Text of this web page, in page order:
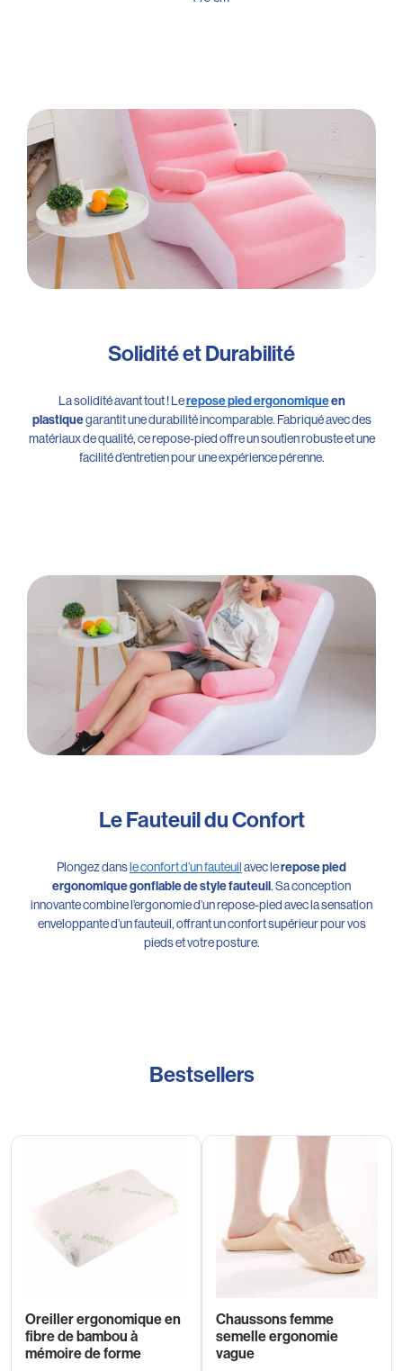
Solidité et Durabilité
La solidité avant tout ! Lerepose pied ergonomiqueen
plastiquegarantit une durabilité incomparable. Fabriqué avec des
matériaux de qualité, ce repose-pied offre un soutien robuste et une
facilité d’entretien pour une expérience pérenne.
Le Fauteuil du Confort
Plongez dansle confort d’un fauteuilavec lerepose pied
ergonomique gonflable de style fauteuil. Sa conception
innovante combine l’ergonomie d’un repose-pied avec la sensation
enveloppante d’un fauteuil, offrant un confort supérieur pour vos
pieds et votre posture.
Bestsellers
Oreiller ergonomique en
fibre de bambou à
mémoire de forme
Chaussons femme
semelle ergonomie
vague